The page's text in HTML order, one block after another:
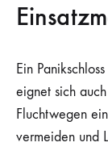
Ein
eignet sich
Fluchtwegen
vermeiden und